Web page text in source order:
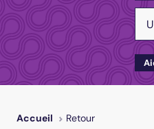
Accueil Retour